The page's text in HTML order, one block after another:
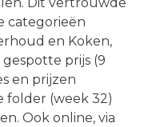
categorieën
en Koken,
prijs (9
en prijzen
folder (week 32)
Ook online, via